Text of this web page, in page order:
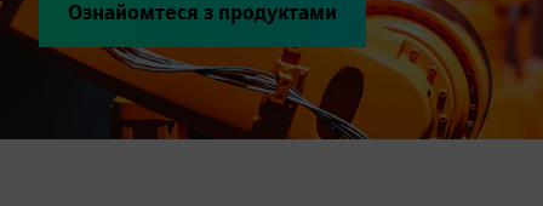
Ознайомтеся з продуктами